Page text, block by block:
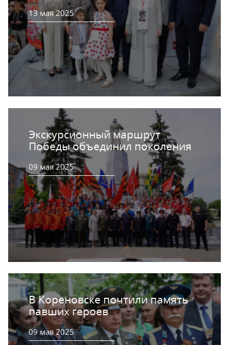
13 мая 2025
Экскурсионный маршрут
Победы объединил поколения
09 мая 2025
В Кореновске почтили память
павших героев
09 мая 2025